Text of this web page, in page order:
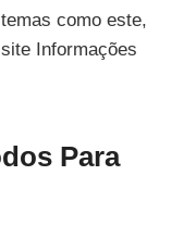
como este,
Informações
Para